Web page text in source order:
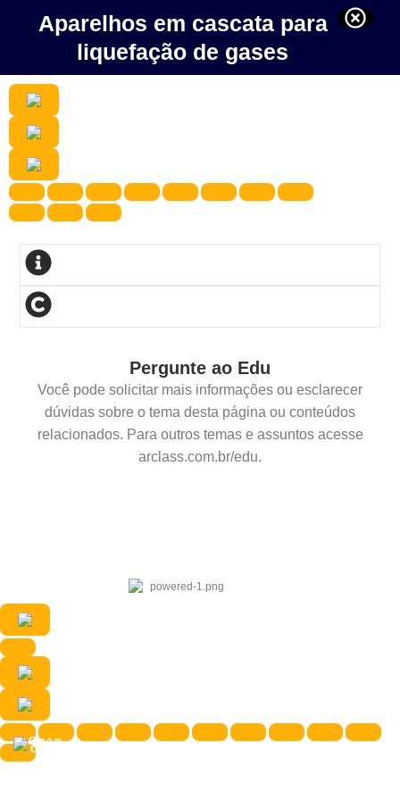
Aparelhos em cascata para
liquefação de gases
Pergunte ao Edu
Você pode solicitar mais informações ou esclarecer
dúvidas sobre o tema desta página ou conteúdos
relacionados. Para outros temas e assuntos acesse
arclass.com.br/edu.